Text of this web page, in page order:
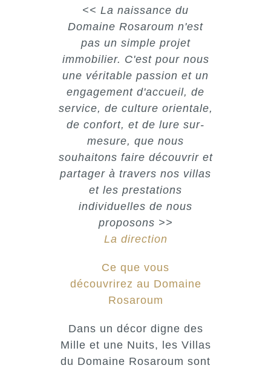
<< La naissance du
Domaine Rosaroum n'est
pas un simple projet
immobilier. C'est pour nous
une véritable passion et un
engagement d'accueil, de
service, de culture orientale,
de confort, et de lure sur-
mesure, que nous
souhaitons faire découvrir et
partager à travers nos villas
et les prestations
individuelles de nous
proposons >>
La direction
Ce que vous
découvrirez au Domaine
Rosaroum
Dans un décor digne des
Mille et une Nuits, les Villas
du Domaine Rosaroum sont